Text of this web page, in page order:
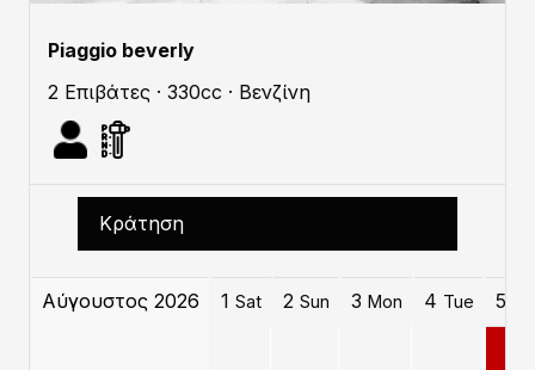
Piaggio beverly
2 Επιβάτες · 330cc · Βενζίνη
Κράτηση
Αύγουστος 2026 1 Sat 2 Sun 3 Mon 4 Tue 5